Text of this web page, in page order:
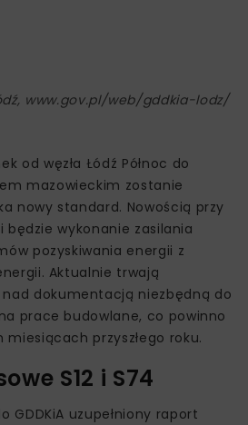
www.gov.pl/web/gddkia-lodz/
od węzła Łódź Północ do
mazowieckim zostanie
nowy standard. Nowością przy
wykonanie zasilania
pozyskiwania energii z
Aktualnie trwają
dokumentacją niezbędną do
prace budowlane, co powinno
przyszłego roku.
S12 i S74
GDDKiA uzupełniony raport